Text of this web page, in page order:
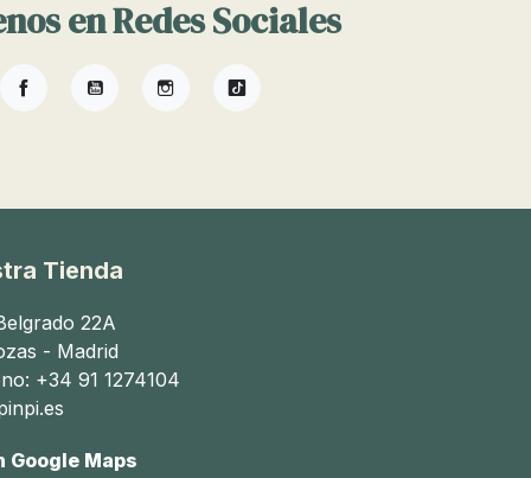
en Redes Sociales
FacebookYouTubeInstagramTikTok
Tienda
22A
- Madrid
+34 91 1274104
Google Maps